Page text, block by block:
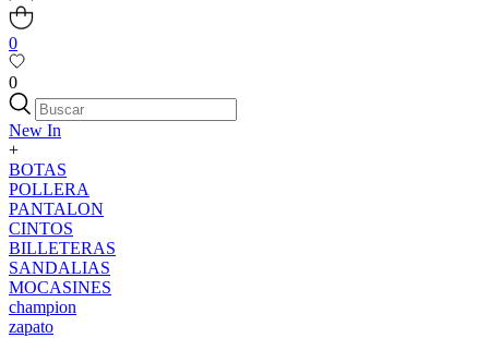
0
0
New In
+
BOTAS
POLLERA
PANTALON
CINTOS
BILLETERAS
SANDALIAS
MOCASINES
champion
zapato